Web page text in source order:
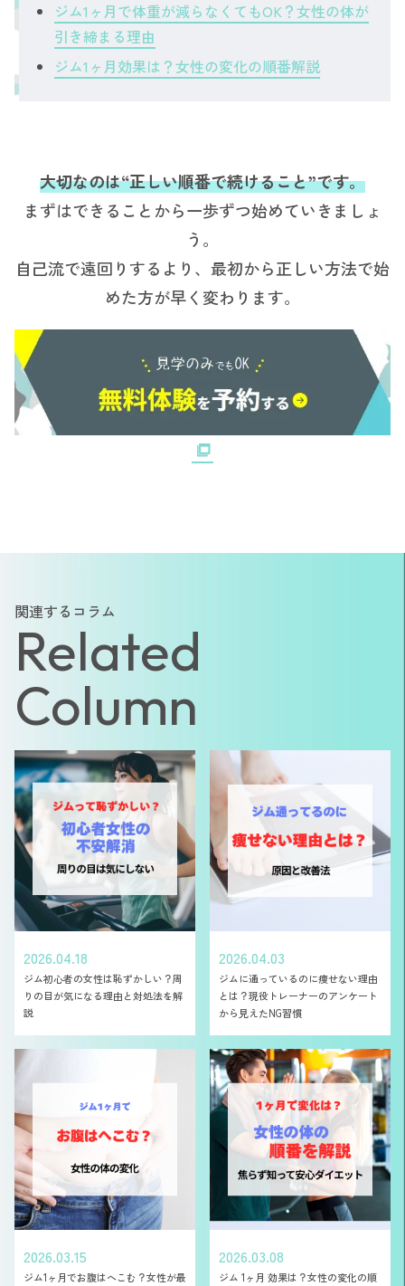
ジム1ヶ月で体重が減らなくてもOK？女性の体が
引き締まる理由
ジム1ヶ月効果は？女性の変化の順番解説
大切なのは“正しい順番で続けること”です。
まずはできることから一歩ずつ始めていきましょ
う。
自己流で遠回りするより、最初から正しい方法で始
めた方が早く変わります。
関連するコラム
Related
Column
2026.04.18
ジム初心者の女性は恥ずかしい？周
りの目が気になる理由と対処法を解
説
2026.04.03
ジムに通っているのに痩せない理由
とは？現役トレーナーのアンケート
から見えたNG習慣
2026.03.15
ジム1ヶ月でお腹はへこむ？女性が最
2026.03.08
ジム 1ヶ月 効果は？女性の変化の順